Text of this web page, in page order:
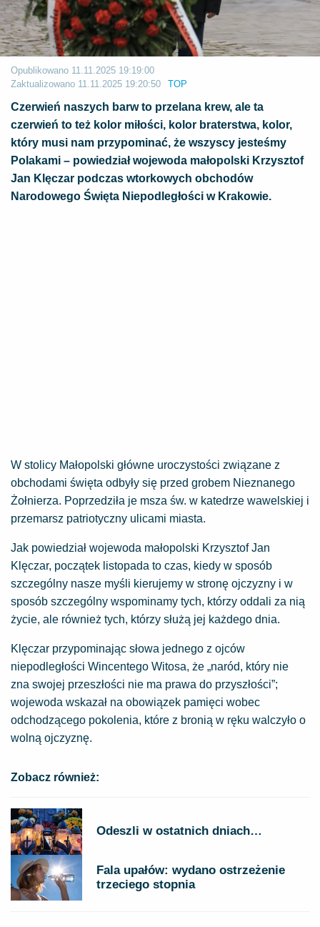
Opublikowano 11.11.2025 19:19:00
Zaktualizowano 11.11.2025 19:20:50 TOP
Czerwień naszych barw to przelana krew, ale ta
czerwień to też kolor miłości, kolor braterstwa, kolor,
który musi nam przypominać, że wszyscy jesteśmy
Polakami – powiedział wojewoda małopolski Krzysztof
Jan Klęczar podczas wtorkowych obchodów
Narodowego Święta Niepodległości w Krakowie.
W stolicy Małopolski główne uroczystości związane z
obchodami święta odbyły się przed grobem Nieznanego
Żołnierza. Poprzedziła je msza św. w katedrze wawelskiej i
przemarsz patriotyczny ulicami miasta.
Jak powiedział wojewoda małopolski Krzysztof Jan
Klęczar, początek listopada to czas, kiedy w sposób
szczególny nasze myśli kierujemy w stronę ojczyzny i w
sposób szczególny wspominamy tych, którzy oddali za nią
życie, ale również tych, którzy służą jej każdego dnia.
Klęczar przypominając słowa jednego z ojców
niepodległości Wincentego Witosa, że „naród, który nie
zna swojej przeszłości nie ma prawa do przyszłości”;
wojewoda wskazał na obowiązek pamięci wobec
odchodzącego pokolenia, które z bronią w ręku walczyło o
wolną ojczyznę.
Zobacz również:
Odeszli w ostatnich dniach…
Fala upałów: wydano ostrzeżenie
trzeciego stopnia